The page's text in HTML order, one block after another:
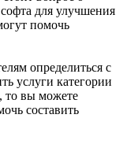
для улучшения
помочь
определиться с
услуги категории
то вы можете
составить